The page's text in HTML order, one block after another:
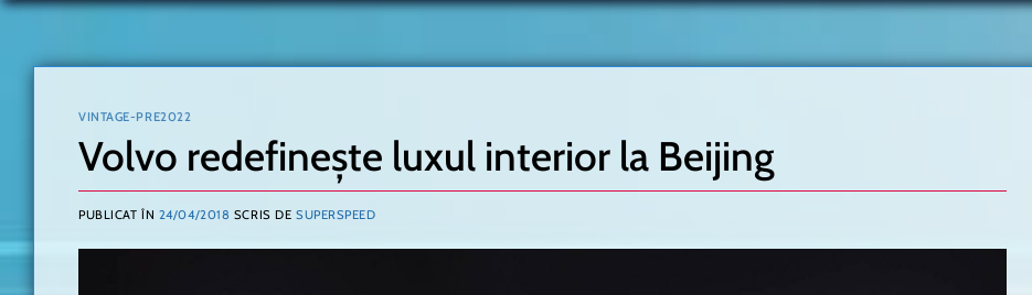
VINTAGE-PRE2022
Volvo redefinește luxul interior la Beijing
PUBLICAT ÎN 24/04/2018 SCRIS DE SUPERSPEED